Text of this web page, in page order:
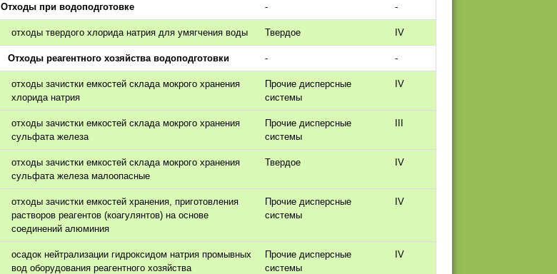
Отходы при водоподготовке - -
отходы твердого хлорида натрия для умягчения воды Твердое IV
Отходы реагентного хозяйства водоподготовки - -
отходы зачистки емкостей склада мокрого хранения
хлорида натрия
Прочие дисперсные
системы
IV
отходы зачистки емкостей склада мокрого хранения
сульфата железа
Прочие дисперсные
системы
III
отходы зачистки емкостей склада мокрого хранения
сульфата железа малоопасные
Твердое IV
отходы зачистки емкостей хранения, приготовления
растворов реагентов (коагулянтов) на основе
соединений алюминия
Прочие дисперсные
системы
IV
осадок нейтрализации гидроксидом натрия промывных
вод оборудования реагентного хозяйства
Прочие дисперсные
системы
IV